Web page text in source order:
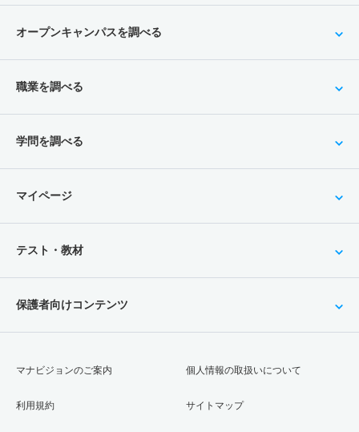
オープンキャンパスを調べる
職業を調べる
学問を調べる
マイページ
テスト・教材
保護者向けコンテンツ
マナビジョンのご案内
利用規約
個人情報の取扱いについて
サイトマップ